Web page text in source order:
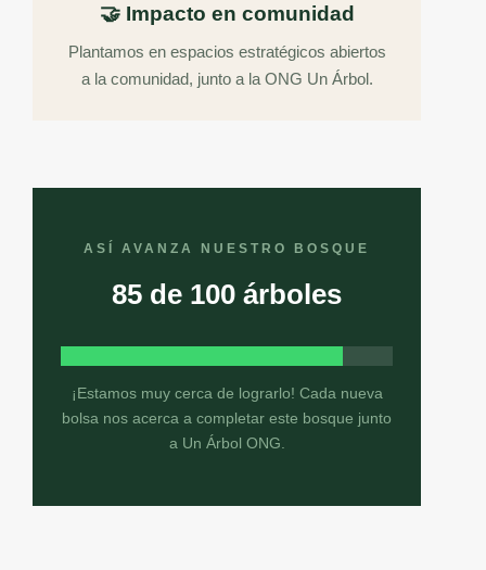
🤝 Impacto en comunidad
Plantamos en espacios estratégicos abiertos
a la comunidad, junto a la ONG Un Árbol.
ASÍ AVANZA NUESTRO BOSQUE
85 de 100 árboles
¡Estamos muy cerca de lograrlo! Cada nueva
bolsa nos acerca a completar este bosque junto
a Un Árbol ONG.